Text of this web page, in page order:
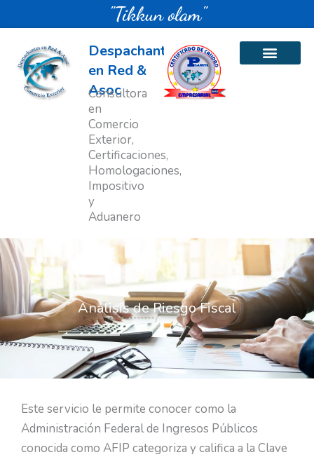
al
contenido
"Tikkun olam"
Despachantes
en Red &
Asoc
Consultora
en
Comercio
Exterior,
Certificaciones,
Homologaciones,
Impositivo
y
Aduanero
Análisis de Riesgo Fiscal
Este servicio le permite conocer como la
Administración Federal de Ingresos Públicos
conocida como AFIP categoriza y califica a la Clave